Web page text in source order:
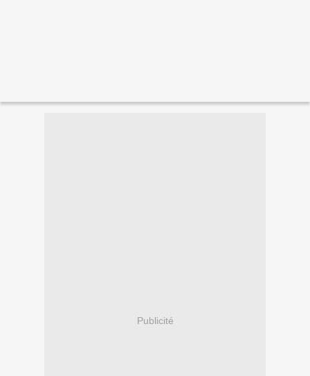
Publicité